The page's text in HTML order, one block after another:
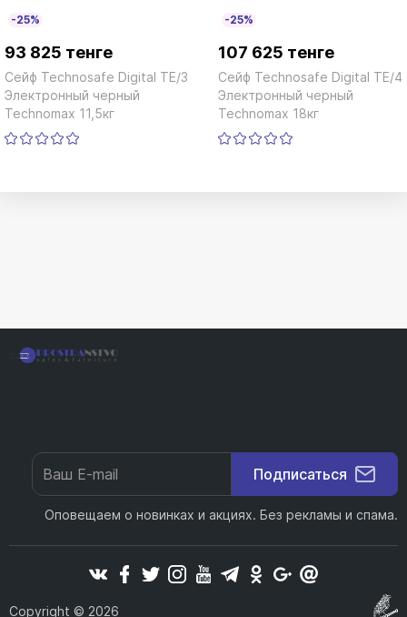
-25%
93 825 тенге
Сейф Technosafe Digital TE/3
Электронный черный
Technomax 11,5кг
-25%
107 625 тенге
Сейф Technosafe Digital TE/4
Электронный черный
Technomax 18кг
Подписаться
Оповещаем о новинках и акциях. Без рекламы и спама.
Copyright © 2026